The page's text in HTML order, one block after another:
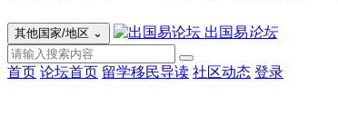
其他国家/地区 ⌄ 出国易论坛
首页 论坛首页 留学移民导读 社区动态 登录